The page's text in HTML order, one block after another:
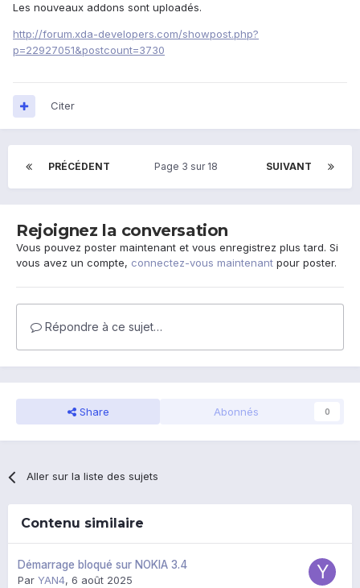
Les nouveaux addons sont uploadés.
http://forum.xda-developers.com/showpost.php?
p=22927051&postcount=3730
Citer
PRÉCÉDENT SUIVANT
Page 3 sur 18
Rejoignez la conversation
Vous pouvez poster maintenant et vous enregistrez plus tard. Si
vous avez un compte, connectez-vous maintenant pour poster.
Répondre à ce sujet…
Share Abonnés 0
Aller sur la liste des sujets
Contenu similaire
Démarrage bloqué sur NOKIA 3.4
Par YAN4, 6 août 2025